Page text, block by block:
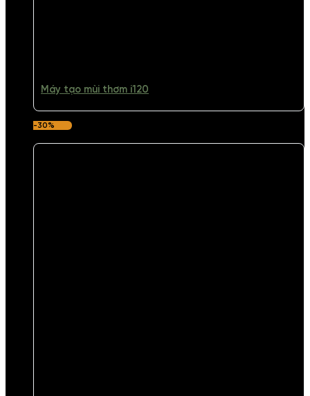
Máy tạo mùi thơm i120
-30%